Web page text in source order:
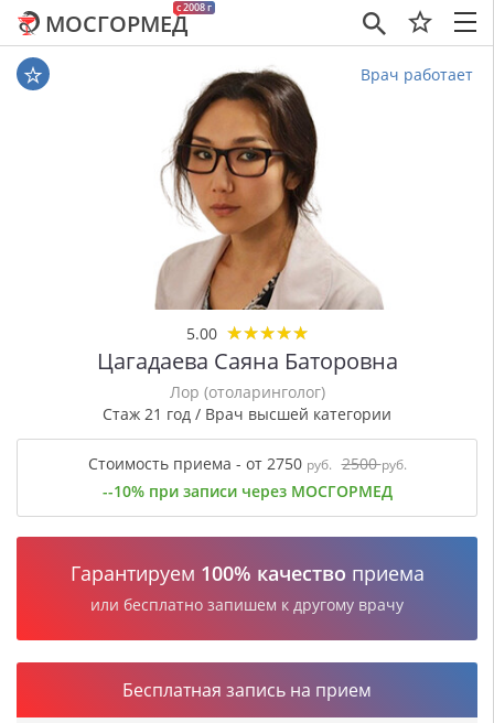
×
c 2008 г
МОСГОРМЕД
Врач работает
5.00 ★★★★★
★★★★★
Цагадаева Саяна Баторовна
Лор (отоларинголог)
Стаж 21 год / Врач высшей категории
Стоимость приема - от 2750 руб. 2500руб.
--10% при записи через МОСГОРМЕД
Гарантируем 100% качество приема
или бесплатно запишем к другому врачу
Бесплатная запись на прием